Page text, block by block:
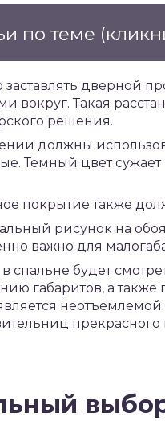
по теме
заставлять дверной
вокруг. Такая
решения.
должны
Темный цвет
покрытие также
рисунок на
важно для
спальне будет
габаритов, а также
прекрасного